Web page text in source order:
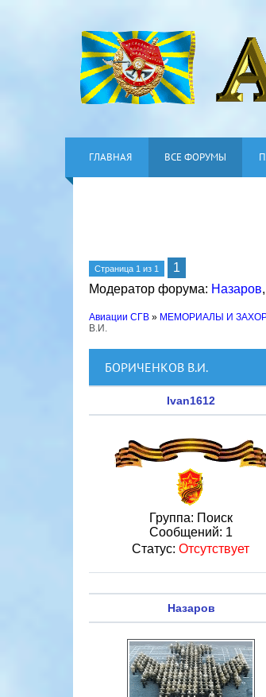
ГЛАВНАЯ ВСЕ ФОРУМЫ
Страница 1 из 1
1
Модератор форума: Назаров,
Авиации СГВ » МЕМОРИАЛЫ И
В.И.
БОРИЧЕНКОВ В.И.
Ivan1612
Группа: Поиск
Сообщений: 1
Статус: Отсутствует
Назаров